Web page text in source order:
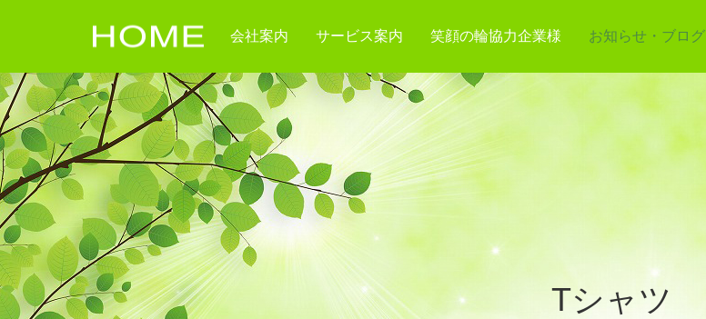
会社案内 サービス案内 笑顔の輪協力企業様 お知らせ・ブログ
Tシャツ